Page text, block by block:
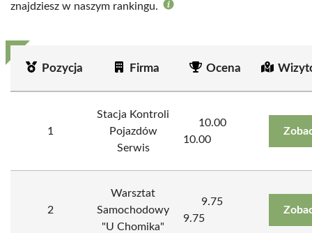
znajdziesz w naszym rankingu.
Pozycja Firma Ocena
1
Stacja Kontroli
Pojazdów
Serwis
10.00
10.00
2
Warsztat
Samochodowy
"U Chomika"
9.75
9.75